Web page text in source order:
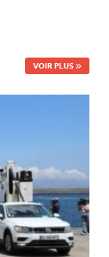
VOIR PLUS